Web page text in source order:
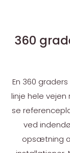
360
En 360
linje hele
se
ved
opsætning